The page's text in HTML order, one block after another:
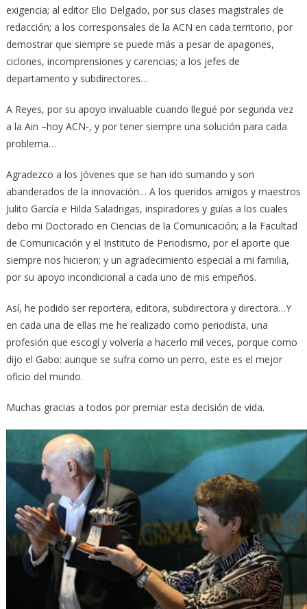
exigencia; al editor Elio Delgado, por sus clases magistrales de
redacción; a los corresponsales de la ACN en cada territorio, por
demostrar que siempre se puede más a pesar de apagones,
ciclones, incomprensiones y carencias; a los jefes de
departamento y subdirectores…
A Reyes, por su apoyo invaluable cuando llegué por segunda vez
a la Ain –hoy ACN-, y por tener siempre una solución para cada
problema…
Agradezco a los jóvenes que se han ido sumando y son
abanderados de la innovación… A los queridos amigos y maestros
Julito García e Hilda Saladrigas, inspiradores y guías a los cuales
debo mi Doctorado en Ciencias de la Comunicación; a la Facultad
de Comunicación y el Instituto de Periodismo, por el aporte que
siempre nos hicieron; y un agradecimiento especial a mi familia,
por su apoyo incondicional a cada uno de mis empeños.
Así, he podido ser reportera, editora, subdirectora y directora…Y
en cada una de ellas me he realizado como periodista, una
profesión que escogí y volvería a hacerlo mil veces, porque como
dijo el Gabo: aunque se sufra como un perro, este es el mejor
oficio del mundo.
Muchas gracias a todos por premiar esta decisión de vida.